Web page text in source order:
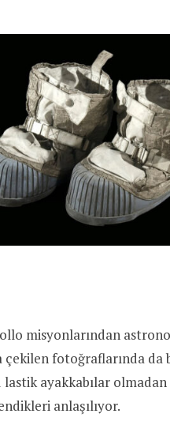
misyonlarından
çekilen fotoğraflarında da
ayakkabılar olmadan
anlaşılıyor.